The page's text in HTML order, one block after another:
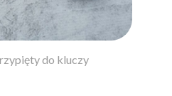
do kluczy